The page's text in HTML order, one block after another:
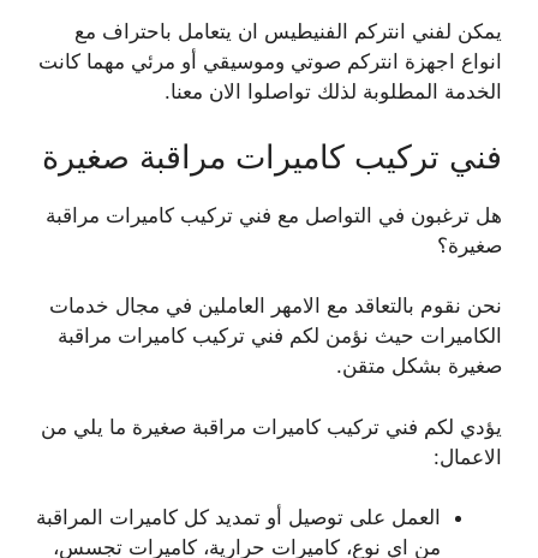
يمكن لفني انتركم الفنيطيس ان يتعامل باحتراف مع
انواع اجهزة انتركم صوتي وموسيقي أو مرئي مهما كانت
الخدمة المطلوبة لذلك تواصلوا الان معنا.
فني تركيب كاميرات مراقبة صغيرة
هل ترغبون في التواصل مع فني تركيب كاميرات مراقبة
صغيرة؟
نحن نقوم بالتعاقد مع الامهر العاملين في مجال خدمات
الكاميرات حيث نؤمن لكم فني تركيب كاميرات مراقبة
صغيرة بشكل متقن.
يؤدي لكم فني تركيب كاميرات مراقبة صغيرة ما يلي من
الاعمال:
العمل على توصيل أو تمديد كل كاميرات المراقبة
من اي نوع، كاميرات حرارية، كاميرات تجسس،